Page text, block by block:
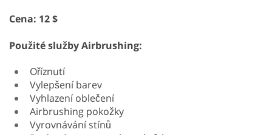
Cena: 12 $
Použité služby Airbrushing:
Oříznutí
Vylepšení barev
Vyhlazení oblečení
Airbrushing pokožky
Vyrovnávání stínů